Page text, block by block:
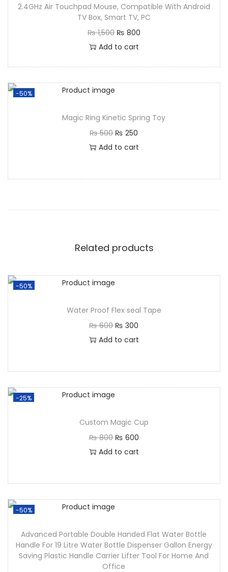
2.4GHz Air Touchpad Mouse, Compatible With Android
TV Box, Smart TV, PC
₨1,500 ₨ 800
Add to cart
-50%
Magic Ring Kinetic Spring Toy
₨500 ₨ 250
Add to cart
Related products
-50%
Water Proof Flex seal Tape
₨600 ₨ 300
Add to cart
-25%
Custom Magic Cup
₨800 ₨ 600
Add to cart
-50%
Advanced Portable Double Handed Flat Water Bottle
Handle For 19 Litre Water Bottle Dispenser Gallon Energy
Saving Plastic Handle Carrier Lifter Tool For Home And
Office